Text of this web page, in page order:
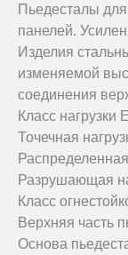
Пьедесталы
панелей.
Изделия
изменяемой
соединения
Класс нагрузки
Точечная
Разрушающая
Класс
Верхняя часть
Основа